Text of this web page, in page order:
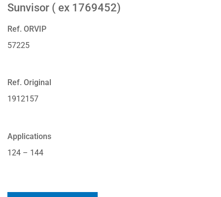
Sunvisor ( ex 1769452)
Ref. ORVIP
57225
Ref. Original
1912157
Applications
124 – 144